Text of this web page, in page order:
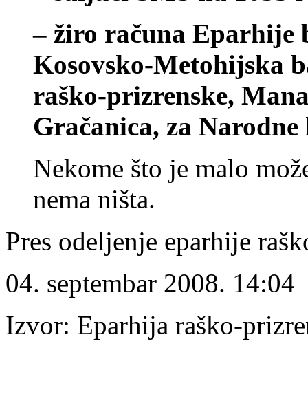
– žiro računa Eparhije
Kosovsko-Metohijska
raško-prizrenske,
Gračanica, za
Nekome što je malo
nema ništa.
Pres odeljenje eparhije
04. septembar 2008. 14:04
Izvor: Eparhija raško-